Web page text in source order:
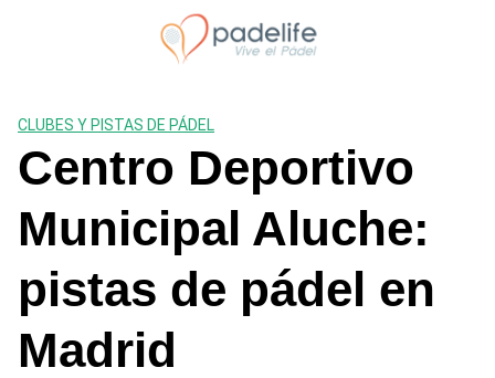
CLUBES Y PISTAS DE PÁDEL
Centro Deportivo
Municipal Aluche:
pistas de pádel en
Madrid